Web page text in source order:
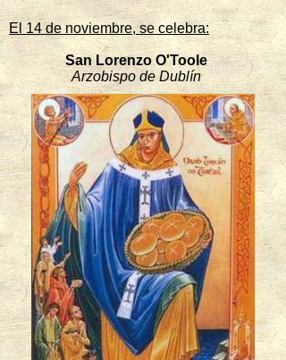
El 14 de noviembre, se celebra:
San Lorenzo O'Toole
Arzobispo de Dublín